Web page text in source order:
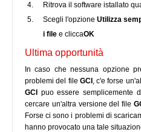
Ritrova il software istallato
Scegli l'opzione Utilizza
i file e cliccaOK
Ultima opportunità
In caso che nessuna opzione
problemi del file GCI , c'e forse
GCI
puo essere semplicemente
cercare un'altra versione del file
Forse ci sono i problemi di
hanno provocato una tale